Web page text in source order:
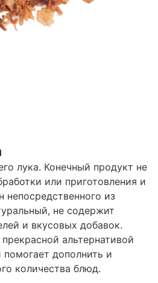
лука. Конечный продукт не
или приготовления и
непосредственного из
не содержит
и вкусовых добавок.
альтернативой
дополнить и
количества блюд.